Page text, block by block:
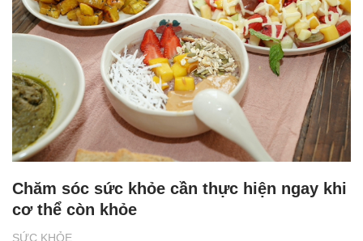
SỨC KHỎE
Chăm sóc sức khỏe cần thực hiện ngay khi
cơ thể còn khỏe